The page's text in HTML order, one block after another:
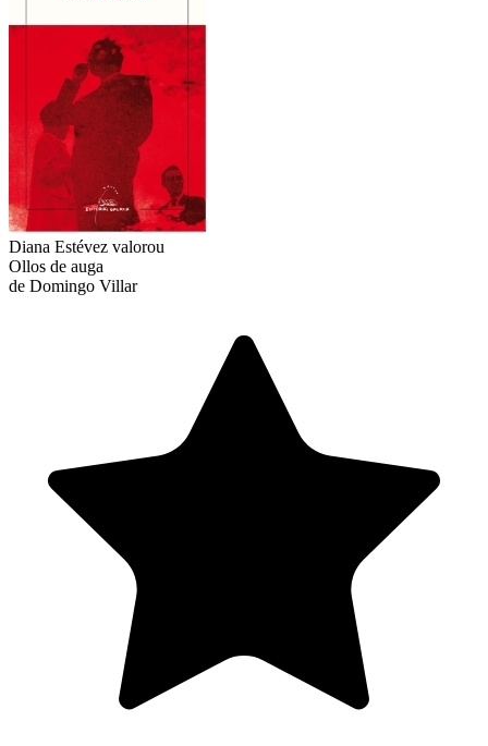
Diana Estévez valorou
Ollos de auga
de Domingo Villar